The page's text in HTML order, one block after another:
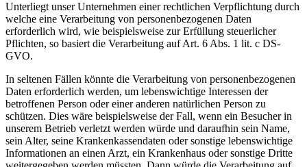
Unterliegt unser Unternehmen einer rechtlichen Verpflichtung durch
welche eine Verarbeitung von personenbezogenen Daten
erforderlich wird, wie beispielsweise zur Erfüllung steuerlicher
Pflichten, so basiert die Verarbeitung auf Art. 6 Abs. 1 lit. c DS-
GVO.
In seltenen Fällen könnte die Verarbeitung von personenbezogenen
Daten erforderlich werden, um lebenswichtige Interessen der
betroffenen Person oder einer anderen natürlichen Person zu
schützen. Dies wäre beispielsweise der Fall, wenn ein Besucher in
unserem Betrieb verletzt werden würde und daraufhin sein Name,
sein Alter, seine Krankenkassendaten oder sonstige lebenswichtige
Informationen an einen Arzt, ein Krankenhaus oder sonstige Dritte